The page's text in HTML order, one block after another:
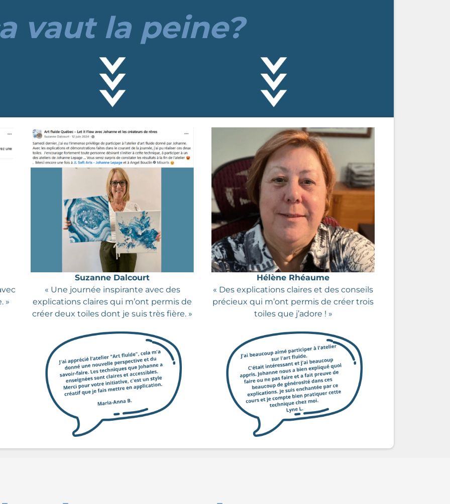
vaut la peine?
»
Suzanne Dalcourt
« Une journée inspirante avec des
explications claires qui m’ont permis de
créer deux toiles dont je suis très fière. »
Hélène Rhéaume
« Des explications claires et des conseils
précieux qui m’ont permis de créer trois
toiles que j’adore ! »